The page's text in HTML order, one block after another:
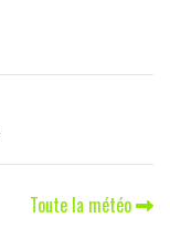
Toute la météo